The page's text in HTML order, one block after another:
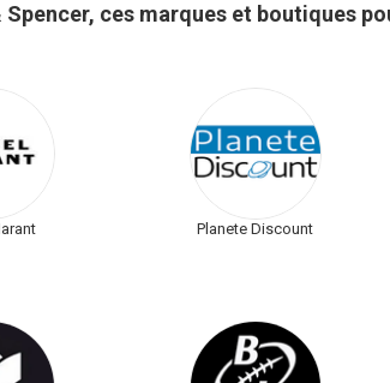
Spencer, ces marques et boutiques
Planete Discount